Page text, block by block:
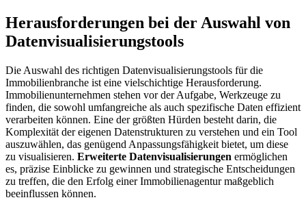
Herausforderungen bei der Auswahl von
Datenvisualisierungstools
Die Auswahl des richtigen Datenvisualisierungstools für die
Immobilienbranche ist eine vielschichtige Herausforderung.
Immobilienunternehmen stehen vor der Aufgabe, Werkzeuge zu
finden, die sowohl umfangreiche als auch spezifische Daten effizient
verarbeiten können. Eine der größten Hürden besteht darin, die
Komplexität der eigenen Datenstrukturen zu verstehen und ein Tool
auszuwählen, das genügend Anpassungsfähigkeit bietet, um diese
zu visualisieren. Erweiterte Datenvisualisierungen ermöglichen
es, präzise Einblicke zu gewinnen und strategische Entscheidungen
zu treffen, die den Erfolg einer Immobilienagentur maßgeblich
beeinflussen können.